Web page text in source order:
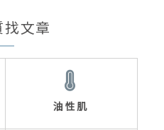
找文章
油性肌